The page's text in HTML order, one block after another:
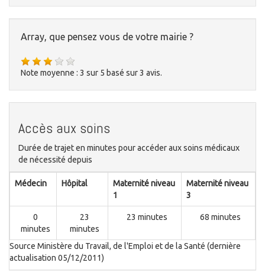
Array, que pensez vous de votre mairie ?
Note moyenne : 3 sur 5 basé sur3 avis.
Accès aux soins
Durée de trajet en minutes pour accéder aux soins médicaux
de nécessité depuis
Médecin Hôpital
Maternité niveau
1
Maternité niveau
3
0
minutes
23
minutes
23 minutes 68 minutes
Source Ministère du Travail, de l'Emploi et de la Santé (dernière
actualisation 05/12/2011)